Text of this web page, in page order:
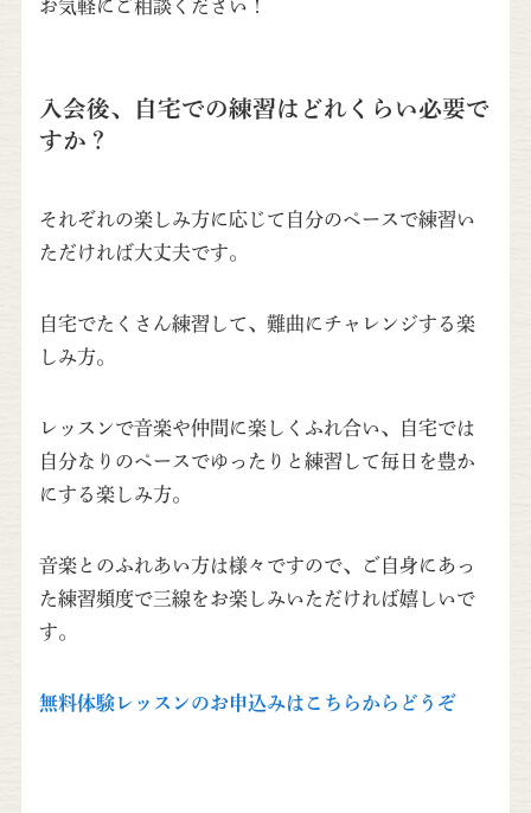
お気軽にご相談ください！
入会後、自宅での練習はどれくらい必要で
すか？
それぞれの楽しみ方に応じて自分のペースで練習い
ただければ大丈夫です。
自宅でたくさん練習して、難曲にチャレンジする楽
しみ方。
レッスンで音楽や仲間に楽しくふれ合い、自宅では
自分なりのペースでゆったりと練習して毎日を豊か
にする楽しみ方。
音楽とのふれあい方は様々ですので、ご自身にあっ
た練習頻度で三線をお楽しみいただければ嬉しいで
す。
無料体験レッスンのお申込みはこちらからどうぞ